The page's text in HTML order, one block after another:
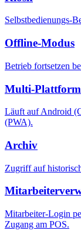
Selbstbedienungs-
Offline-Modus
Betrieb fortsetzen
Multi-Plattform
Läuft auf Android
(PWA).
Archiv
Zugriff auf
Mitarbeiter-Login
Zugang am POS.